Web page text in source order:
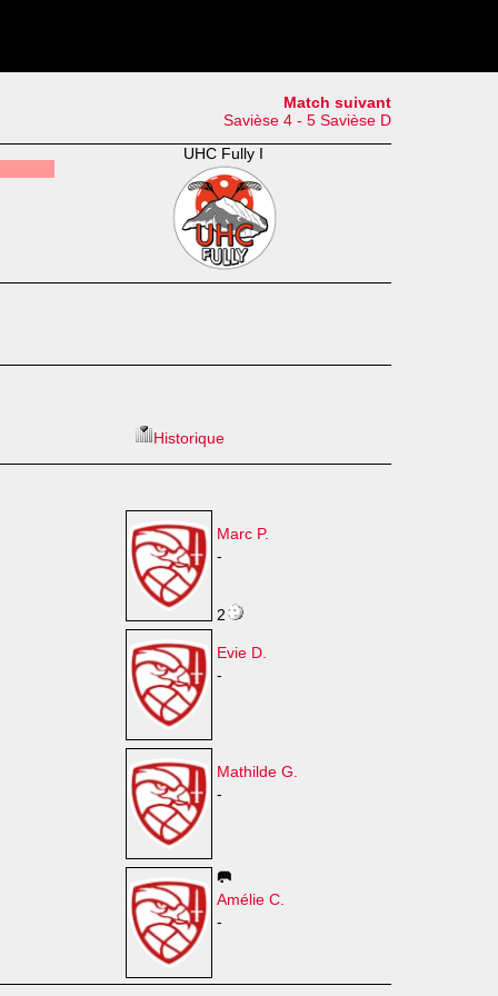
Match suivant
Savièse 4 - 5 Savièse D
UHC Fully I
Historique
Marc P.
-
2
Evie D.
-
Mathilde G.
-
🥅
Amélie C.
-